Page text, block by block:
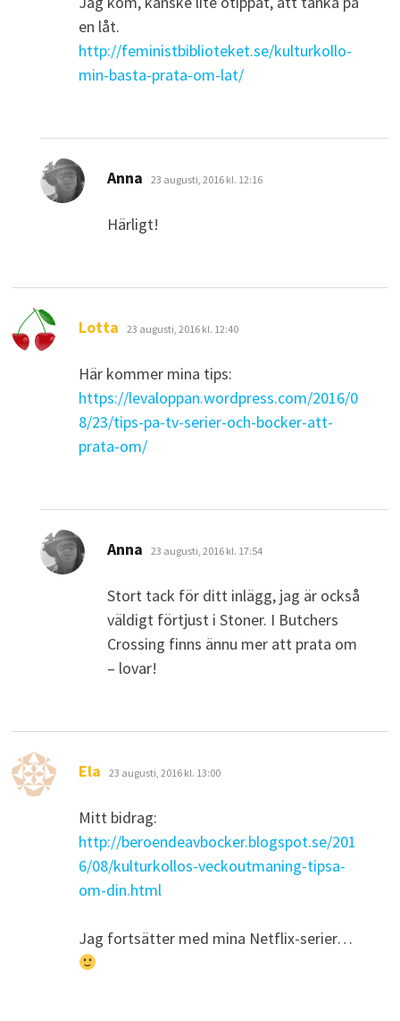
en låt.
http://feministbiblioteket.se/kulturkollo-
min-basta-prata-om-lat/
Anna skriver:
23 augusti, 2016 kl. 12:16
Härligt!
Lotta skriver:
23 augusti, 2016 kl. 12:40
Här kommer mina tips:
https://levaloppan.wordpress.com/2016/0
8/23/tips-pa-tv-serier-och-bocker-att-
prata-om/
Anna skriver:
23 augusti, 2016 kl. 17:54
Stort tack för ditt inlägg, jag är också
väldigt förtjust i Stoner. I Butchers
Crossing finns ännu mer att prata om
– lovar!
Ela skriver:
23 augusti, 2016 kl. 13:00
Mitt bidrag:
http://beroendeavbocker.blogspot.se/201
6/08/kulturkollos-veckoutmaning-tipsa-
om-din.html
Jag fortsätter med mina Netflix-serier…